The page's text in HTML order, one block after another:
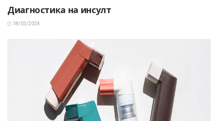
Диагностика на инсулт
18/03/2024